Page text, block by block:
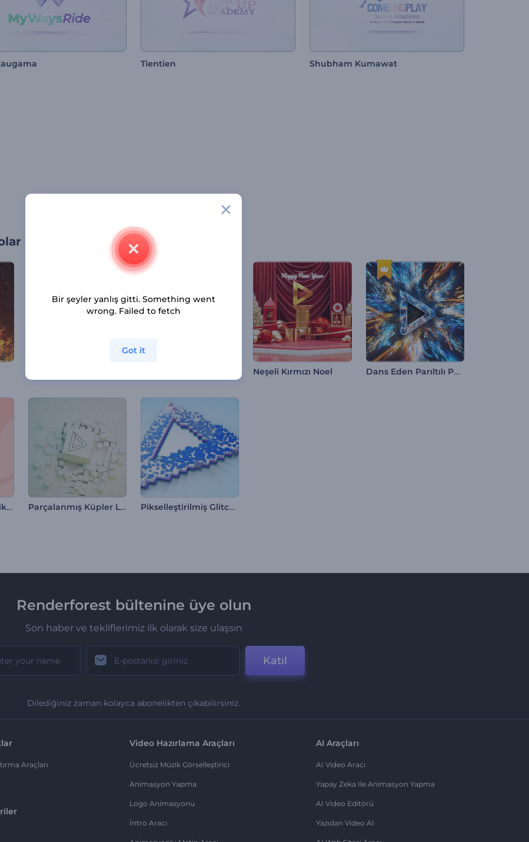
Tientien Shubham Kumawat
Neşeli Kırmızı Noel Dans Eden Parıltılı Parçacıklar İntro
Maha Shivratri Tebrik Videosu Parçalanmış Küpler Logo Gösterimi Pikselleştirilmiş Glitch Logo
Renderforest bültenine üye olun
Son haber ve tekliflerimiz ilk olarak size ulaşsın
Katıl
Dilediğiniz zaman kolayca abonelikten çıkabilirsiniz.
Araçları
Video Hazırlama Araçları
Ücretsiz Müzik Görselleştirici
Animasyon Yapma
Logo Animasyonu
İntro Aracı
AI Araçları
AI Video Aracı
Yapay Zeka Ile Animasyon Yapma
AI Video Editörü
Yazıdan Video AI
Bir şeyler yanlış gitti. Something went
wrong. Failed to fetch
Got it